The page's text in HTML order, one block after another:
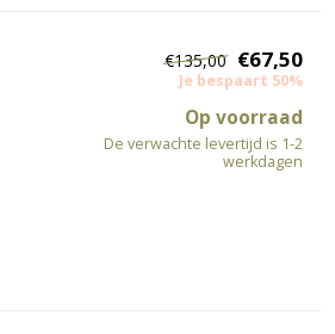
€135,00 €67,50
Je bespaart 50%
Op voorraad
De verwachte levertijd is 1-2
werkdagen